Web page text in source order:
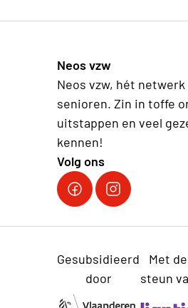
Neos vzw
Neos vzw, hét
senioren. Zin in toffe
uitstappen en veel
kennen!
Volg ons
Facebook Neos vzw
Instagram
Gesubsidieerd
door
Met de
steun